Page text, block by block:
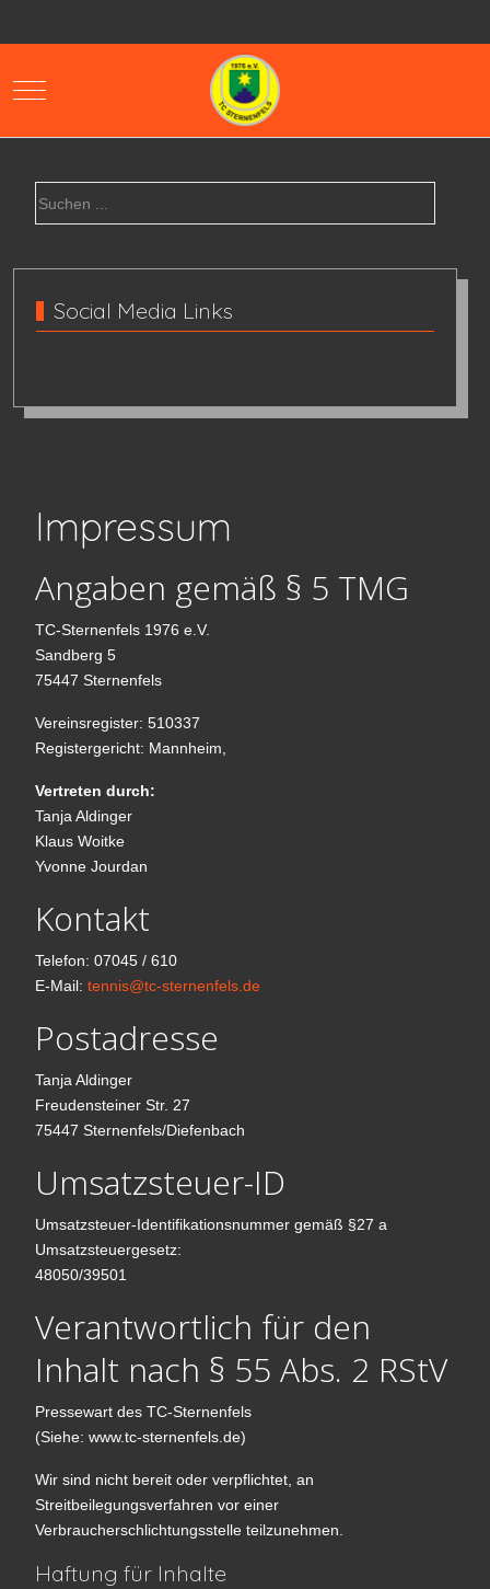
Mobile Menu Toggle
Social Media Links
Impressum
Angaben gemäß § 5 TMG
TC-Sternenfels 1976 e.V.
Sandberg 5
75447 Sternenfels
Vereinsregister: 510337
Registergericht: Mannheim,
Vertreten durch:
Tanja Aldinger
Klaus Woitke
Yvonne Jourdan
Kontakt
Telefon: 07045 / 610
E-Mail: tennis@tc-sternenfels.de
Postadresse
Tanja Aldinger
Freudensteiner Str. 27
75447 Sternenfels/Diefenbach
Umsatzsteuer-ID
Umsatzsteuer-Identifikationsnummer gemäß §27 a
Umsatzsteuergesetz:
48050/39501
Verantwortlich für den
Inhalt nach § 55 Abs. 2 RStV
Pressewart des TC-Sternenfels
(Siehe: www.tc-sternenfels.de)
Wir sind nicht bereit oder verpflichtet, an
Streitbeilegungsverfahren vor einer
Verbraucherschlichtungsstelle teilzunehmen.
Haftung für Inhalte